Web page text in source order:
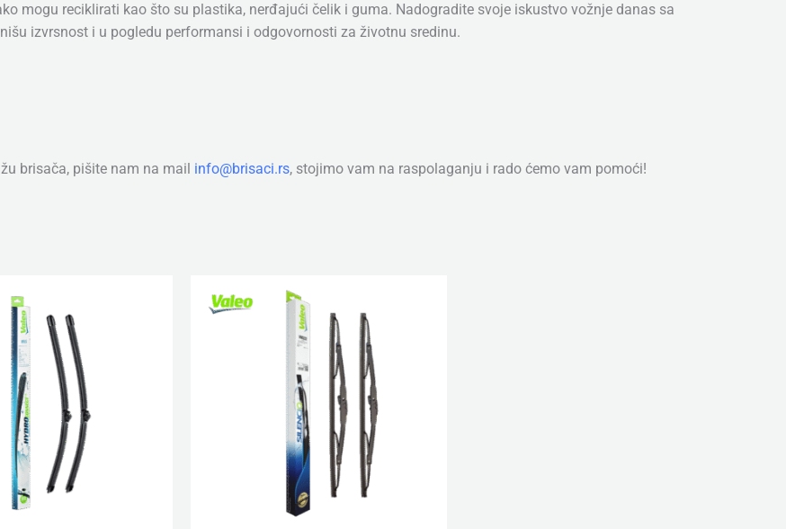
mogu reciklirati kao što su plastika, nerđajući čelik i guma. Nadogradite svoje iskustvo vožnje danas sa
izvrsnost i u pogledu performansi i odgovornosti za životnu sredinu.
brisača, pišite nam na mail info@brisaci.rs, stojimo vam na raspolaganju i rado ćemo vam pomoći!